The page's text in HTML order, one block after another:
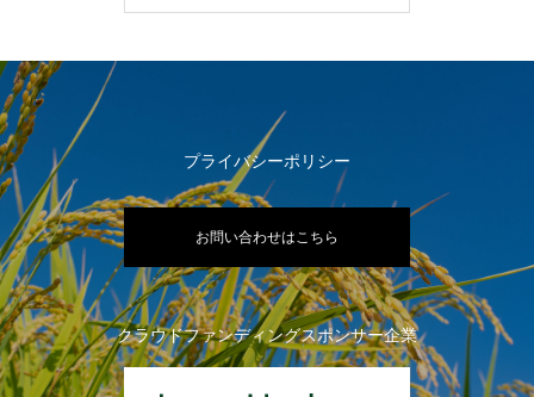
プライバシーポリシー
お問い合わせはこちら
クラウドファンディングスポンサー企業